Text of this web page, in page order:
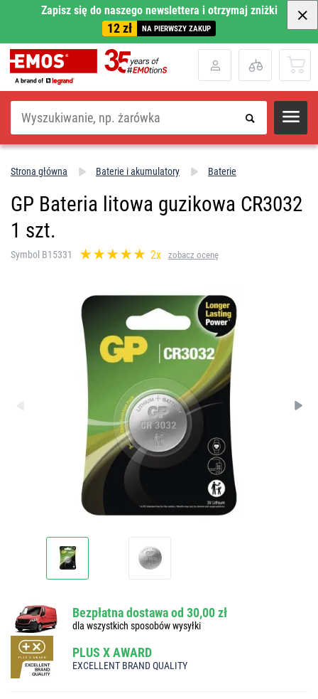
Zapisz się do naszego newslettera i otrzymaj zniżki
12 zł NA PIERWSZY ZAKUP
Szukaj
Strona główna Baterie i akumulatory Baterie
GP Bateria litowa guzikowa CR3032
1 szt.
Symbol B15331 2x zobacz ocenę
Bezpłatna dostawa od 30,00 zł
dla wszystkich sposobów wysyłki
PLUS X AWARD
EXCELLENT BRAND QUALITY